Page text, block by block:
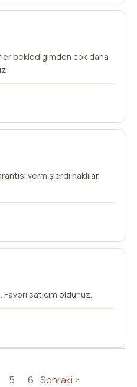
bekledigimden cok daha
vermişlerdi haklılar.
satıcım oldunuz.
5 6 Sonraki